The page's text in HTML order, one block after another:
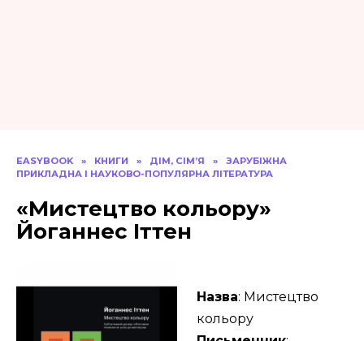
EASYBOOK » КНИГИ » ДІМ, СІМ’Я »
ЗАРУБІЖНА
ПРИКЛАДНА І НАУКОВО-ПОПУЛЯРНА ЛІТЕРАТУРА
«Мистецтво кольору»
Йоганнес Іттен
Назва: Мистецтво
кольору